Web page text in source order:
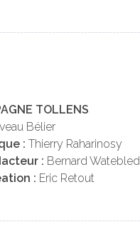
TOLLENS
Bélier
: Thierry Raharinosy
: Bernard Watebled
: Eric Retout